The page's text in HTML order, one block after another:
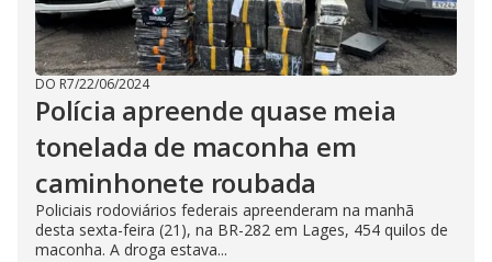
DO R7/22/06/2024
Polícia apreende quase meia
tonelada de maconha em
caminhonete roubada
Policiais rodoviários federais apreenderam na manhã
desta sexta-feira (21), na BR-282 em Lages, 454 quilos de
maconha. A droga estava...